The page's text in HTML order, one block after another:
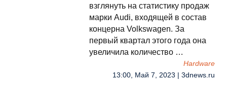
взглянуть на статистику продаж
марки Audi, входящей в состав
концерна Volkswagen. За
первый квартал этого года она
увеличила количество …
Hardware
13:00, Май 7, 2023 | 3dnews.ru